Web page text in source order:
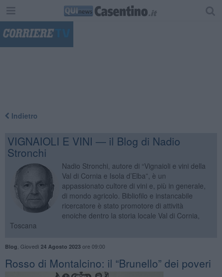
Indietro
VIGNAIOLI E VINI — il Blog di Nadio
Stronchi
Nadio Stronchi, autore di “Vignaioli e vini della
Val di Cornia e Isola d’Elba”, è un
appassionato cultore di vini e, più in generale,
di mondo agricolo. Bibliofilo e instancabile
ricercatore è stato promotore di attività
enoiche dentro la storia locale Val di Cornia,
Toscana
Blog Giovedì 24 Agosto 2023ore 09:00
​Rosso di Montalcino: il “Brunello” dei poveri